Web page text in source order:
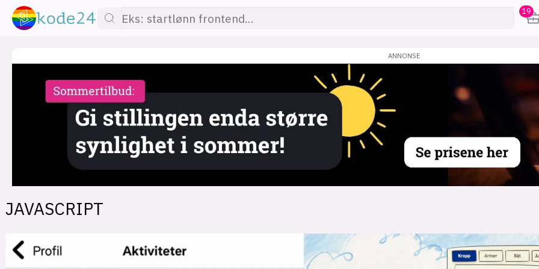
19
JAVASCRIPT
lønn KI karriere
utdanning sikkerhet kontor frontend backend